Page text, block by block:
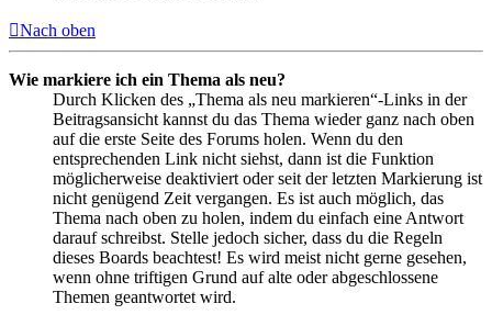
Nach oben
Wie markiere ich ein Thema als neu?
Durch Klicken des „Thema als neu markieren“-Links in der
Beitragsansicht kannst du das Thema wieder ganz nach oben
auf die erste Seite des Forums holen. Wenn du den
entsprechenden Link nicht siehst, dann ist die Funktion
möglicherweise deaktiviert oder seit der letzten Markierung ist
nicht genügend Zeit vergangen. Es ist auch möglich, das
Thema nach oben zu holen, indem du einfach eine Antwort
darauf schreibst. Stelle jedoch sicher, dass du die Regeln
dieses Boards beachtest! Es wird meist nicht gerne gesehen,
wenn ohne triftigen Grund auf alte oder abgeschlossene
Themen geantwortet wird.